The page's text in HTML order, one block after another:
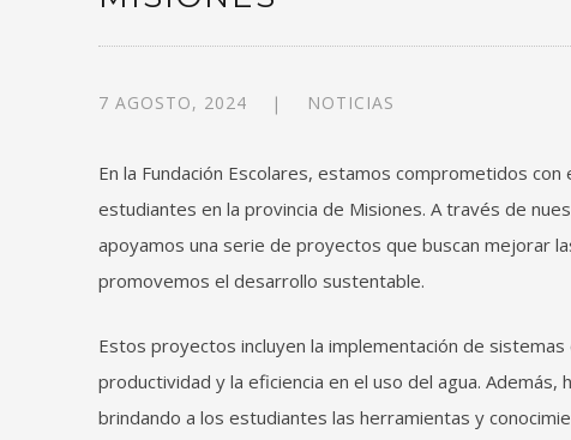
7 AGOSTO, 2024 NOTICIAS
En la Fundación Escolares, estamos comprometidos
estudiantes en la provincia de Misiones. A través de
apoyamos una serie de proyectos que buscan mejorar
promovemos el desarrollo sustentable.
Estos proyectos incluyen la implementación de
productividad y la eficiencia en el uso del agua.
brindando a los estudiantes las herramientas y